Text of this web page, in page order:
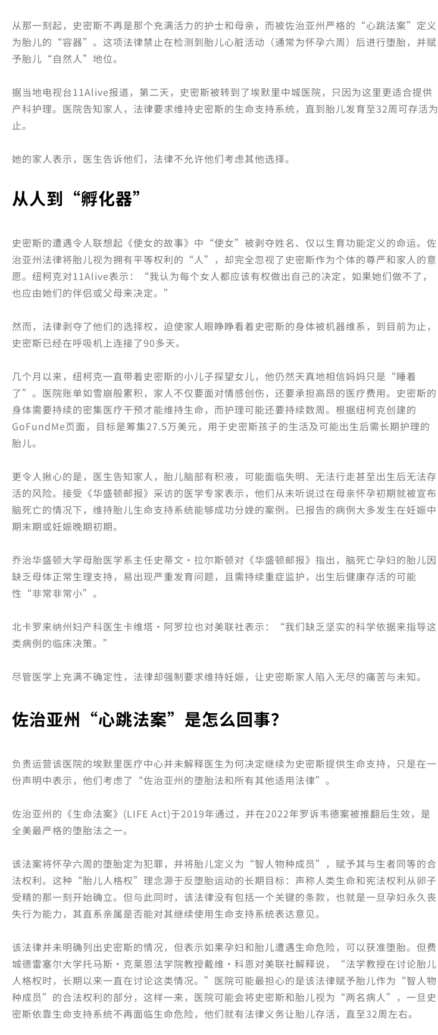
从那一刻起，史密斯不再是那个充满活力的护士和母亲，而被佐治亚州严格的“心跳法案”定义
为胎儿的“容器”。这项法律禁止在检测到胎儿心脏活动（通常为怀孕六周）后进行堕胎，并赋
予胎儿“自然人”地位。
据当地电视台11Alive报道，第二天，史密斯被转到了埃默里中城医院，只因为这里更适合提供
产科护理。医院告知家人，法律要求维持史密斯的生命支持系统，直到胎儿发育至32周可存活为
止。
她的家人表示，医生告诉他们，法律不允许他们考虑其他选择。
从人到“孵化器”
史密斯的遭遇令人联想起《使女的故事》中“使女”被剥夺姓名、仅以生育功能定义的命运。佐
治亚州法律将胎儿视为拥有平等权利的“人”，却完全忽视了史密斯作为个体的尊严和家人的意
愿。纽柯克对11Alive表示：“我认为每个女人都应该有权做出自己的决定，如果她们做不了，
也应由她们的伴侣或父母来决定。”
然而，法律剥夺了他们的选择权，迫使家人眼睁睁看着史密斯的身体被机器维系，到目前为止，
史密斯已经在呼吸机上连接了90多天。
几个月以来，纽柯克一直带着史密斯的小儿子探望女儿，他仍然天真地相信妈妈只是“睡着
了”。医院账单如雪崩般累积，家人不仅要面对情感创伤，还要承担高昂的医疗费用。史密斯的
身体需要持续的密集医疗干预才能维持生命，而护理可能还要持续数周。根据纽柯克创建的
GoFundMe页面，目标是筹集27.5万美元，用于史密斯孩子的生活及可能出生后需长期护理的
胎儿。
更令人揪心的是，医生告知家人，胎儿脑部有积液，可能面临失明、无法行走甚至出生后无法存
活的风险。接受《华盛顿邮报》采访的医学专家表示，他们从未听说过在母亲怀孕初期就被宣布
脑死亡的情况下，维持胎儿生命支持系统能够成功分娩的案例。已报告的病例大多发生在妊娠中
期末期或妊娠晚期初期。
乔治华盛顿大学母胎医学系主任史蒂文·拉尔斯顿对《华盛顿邮报》指出，脑死亡孕妇的胎儿因
缺乏母体正常生理支持，易出现严重发育问题，且需持续重症监护，出生后健康存活的可能
性“非常非常小”。
北卡罗来纳州妇产科医生卡维塔·阿罗拉也对美联社表示：“我们缺乏坚实的科学依据来指导这
类病例的临床决策。”
尽管医学上充满不确定性，法律却强制要求维持妊娠，让史密斯家人陷入无尽的痛苦与未知。
佐治亚州“心跳法案”是怎么回事？
负责运营该医院的埃默里医疗中心并未解释医生为何决定继续为史密斯提供生命支持，只是在一
份声明中表示，他们考虑了“佐治亚州的堕胎法和所有其他适用法律”。
佐治亚州的《生命法案》(LIFE Act)于2019年通过，并在2022年罗诉韦德案被推翻后生效，是
全美最严格的堕胎法之一。
该法案将怀孕六周的堕胎定为犯罪，并将胎儿定义为“智人物种成员”，赋予其与生者同等的合
法权利。这种“胎儿人格权”理念源于反堕胎运动的长期目标：声称人类生命和宪法权利从卵子
受精的那一刻开始确立。但与此同时，该法律没有包括一个关键的条款，也就是一旦孕妇永久丧
失行为能力，其直系亲属是否能对其继续使用生命支持系统表达意见。
该法律并未明确列出史密斯的情况，但表示如果孕妇和胎儿遭遇生命危险，可以获准堕胎。但费
城德雷塞尔大学托马斯·克莱恩法学院教授戴维·科恩对美联社解释说，“法学教授在讨论胎儿
人格权时，长期以来一直在讨论这类情况。”医院可能最担心的是该法律赋予胎儿作为“智人物
种成员”的合法权利的部分，这样一来，医院可能会将史密斯和胎儿视为“两名病人”，一旦史
密斯依靠生命支持系统不再面临生命危险，他们就有法律义务让胎儿存活，直至32周左右。